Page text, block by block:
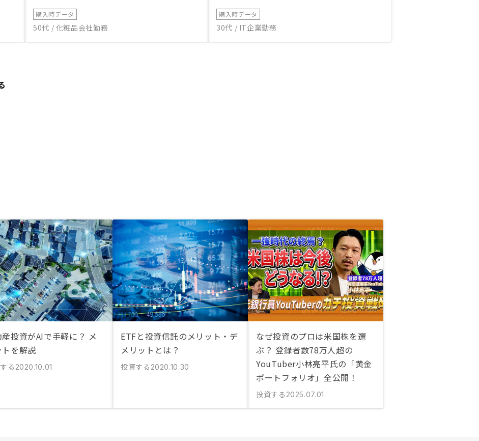
購入時データ
50代 / 化粧品会社勤務
購入時データ
30代 / IT企業勤務
産投資がAIで手軽に？ メ
トを解説
る 2020.10.01
ETFと投資信託のメリット・デ
メリットとは？
投資する 2020.10.30
なぜ投資のプロは米国株を選
ぶ？ 登録者数78万人超の
YouTuber小林亮平氏の「黄金
ポートフォリオ」全公開！
投資する 2025.07.01